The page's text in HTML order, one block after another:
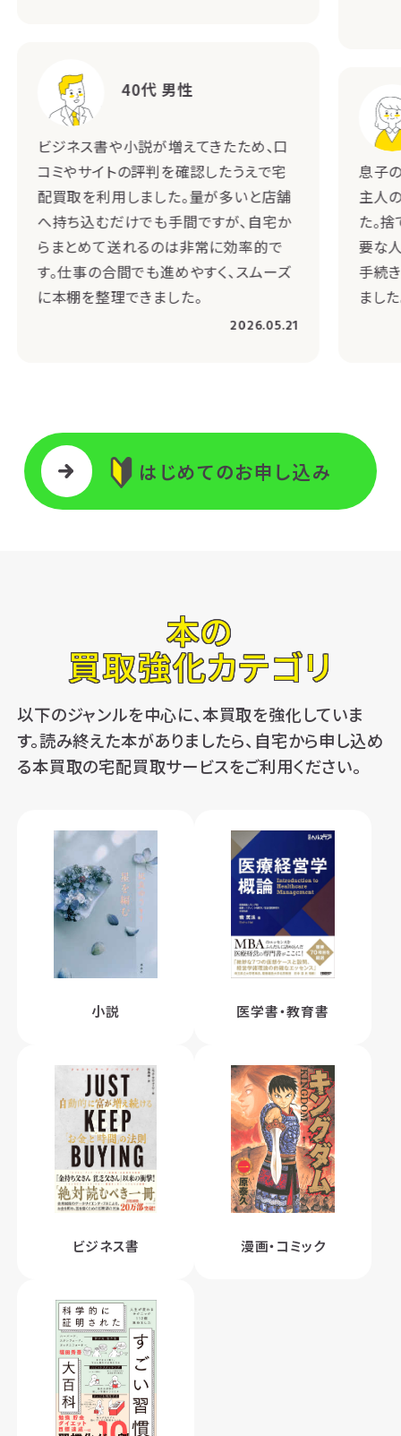
40代 男性
ビジネス書や小説が増えてきたため、口
コミやサイトの評判を確認したうえで宅
配買取を利用しました。量が多いと店舗
へ持ち込むだけでも手間ですが、自宅か
らまとめて送れるのは非常に効率的で
す。仕事の合間でも進めやすく、スムーズ
に本棚を整理できました。
2026.05.21
息子
主人
た。
要な
手続
ました
はじめてのお申し込み
本の
買取強化カテゴリ
以下のジャンルを中心に、本買取を強化していま
す。読み終えた本がありましたら、自宅から申し込め
る本買取の宅配買取サービスをご利用ください。
小説 医学書・教育書
ビジネス書 漫画・コミック